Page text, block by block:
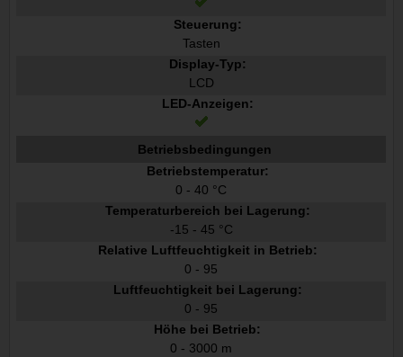
Steuerung:
Tasten
Display-Typ:
LCD
LED-Anzeigen:
Betriebsbedingungen
Betriebstemperatur:
0 - 40 °C
Temperaturbereich bei Lagerung:
-15 - 45 °C
Relative Luftfeuchtigkeit in Betrieb:
0 - 95
Luftfeuchtigkeit bei Lagerung:
0 - 95
Höhe bei Betrieb:
0 - 3000 m